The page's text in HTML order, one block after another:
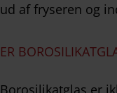
ud af fryseren og
ER